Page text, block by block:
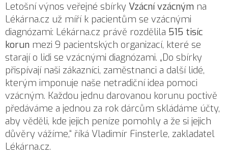
Letošní výnos veřejné sbírky Vzácní vzácným na
Lékárna.cz už míří k pacientům se vzácnými
diagnózami: Lékárna.cz právě rozdělila 515 tisíc
korun mezi 9 pacientských organizací, které se
starají o lidi se vzácnými diagnózami. „Do sbírky
přispívají naši zákazníci, zaměstnanci a další lidé,
kterým imponuje naše netradiční idea pomoci
vzácným. Každou jednu darovanou korunu poctivě
předáváme a jednou za rok dárcům skládáme účty,
aby věděli, kde jejich peníze pomohly a že si jejich
důvěry vážíme,“ říká Vladimír Finsterle, zakladatel
Lékárna.cz.